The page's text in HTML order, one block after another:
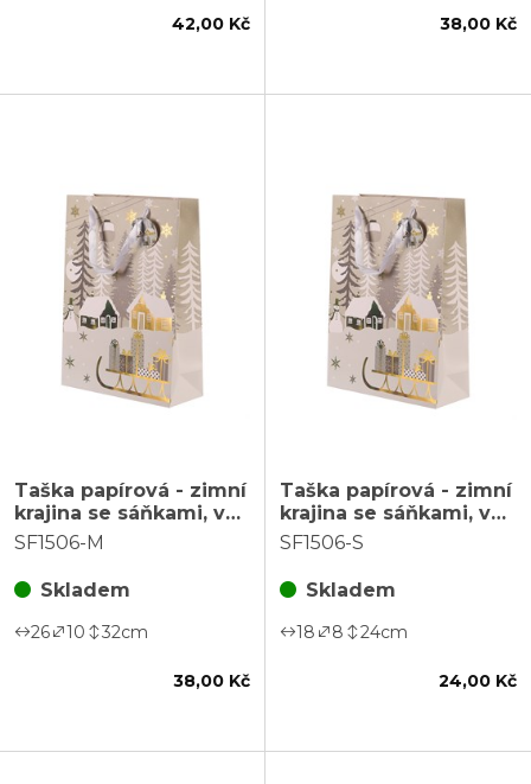
42,00 Kč 38,00 Kč
Taška papírová - zimní
krajina se sáňkami, vel.
M
SF1506-M
Skladem
26 10 32cm
38,00 Kč
Taška papírová - zimní
krajina se sáňkami, vel.
S
SF1506-S
Skladem
18 8 24cm
24,00 Kč